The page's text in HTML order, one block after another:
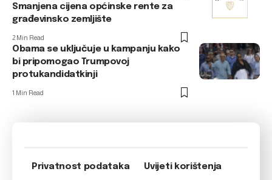
Smanjena cijena općinske rente za
građevinsko zemljište
2 Min Read
Obama se uključuje u kampanju kako
bi pripomogao Trumpovoj
protukandidatkinji
1 Min Read
Privatnost podataka Uvijeti korištenja